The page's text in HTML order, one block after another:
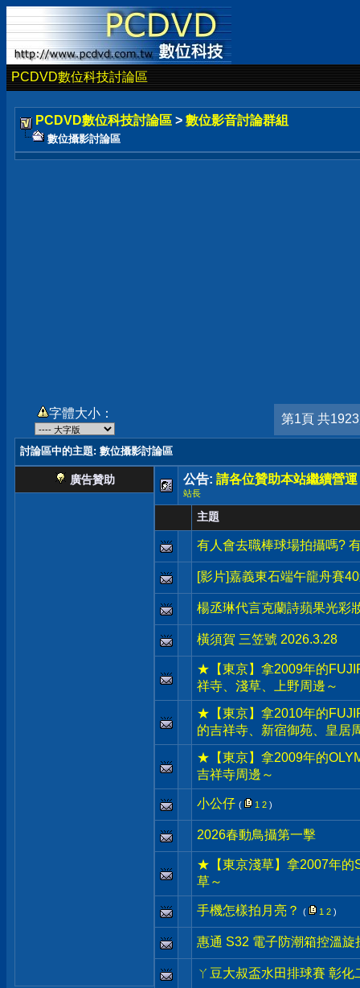
PCDVD數位科技討論區
PCDVD數位科技討論區 > 數位影音討論群組
數位攝影討論區
字體大小： 第1頁 共
討論區中的主題: 數位攝影討論區
廣告贊助 公告: 請各位贊助本站繼續營運
站長
主題
有人會去職棒球場拍攝嗎?
[影片]嘉義東石端午龍舟賽
楊丞琳代言克蘭詩蘋果光彩
橫須賀 三笠號 2026.3.28
★【東京】拿2009年的
祥寺、淺草、上野周邊～
★【東京】拿2010年的
的吉祥寺、新宿御苑、皇居
★【東京】拿2009年的
吉祥寺周邊～
小公仔 ( 1 2 )
2026春動鳥攝第一擊
★【東京淺草】拿2007年的
草～
手機怎樣拍月亮？ ( 1 2 )
惠通 S32 電子防潮箱控溫
ㄚ豆大叔盃水田排球賽 彰化